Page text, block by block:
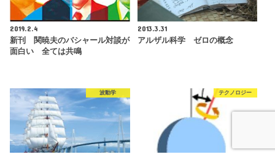
2019.2.4
新刊 関暁夫のバシャール対談が
面白い 全ては共鳴
2013.3.31
アルザル科学 ゼロの概念
波動学 テクノロジー